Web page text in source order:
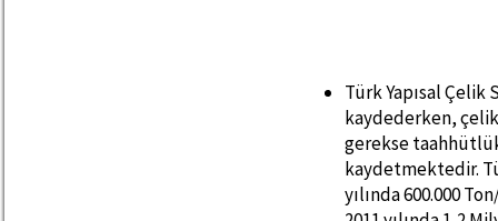
Türk Yapısal
kaydederken,
gerekse
kaydetmektedir.
yılında 600.000